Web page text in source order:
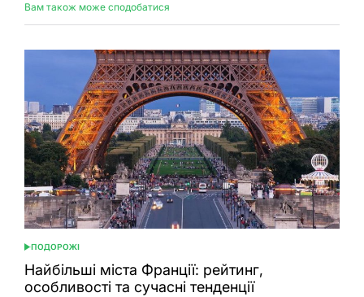
Вам також може сподобатися
ОПУБЛІКУВАТИ
У
ПОДОРОЖІ
Найбільші міста Франції: рейтинг,
особливості та сучасні тенденції